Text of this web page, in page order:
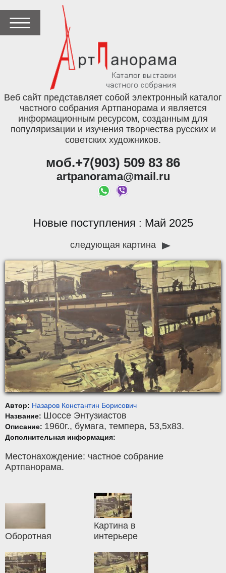
Веб сайт представляет собой электронный каталог
частного собрания Артпанорама и является
информационным ресурсом, созданным для
популяризации и изучения творчества русских и
советских художников.
моб.+7(903) 509 83 86
artpanorama@mail.ru
Новые поступления : Май 2025
следующая картина
Автор: Назаров Константин Борисович
Название: Шоссе Энтузиастов
Описание: 1960г., бумага, темпера, 53,5x83.
Дополнительная информация:
Местонахождение: частное собрание
Артпанорама.
Оборотная
Картина в
интерьере